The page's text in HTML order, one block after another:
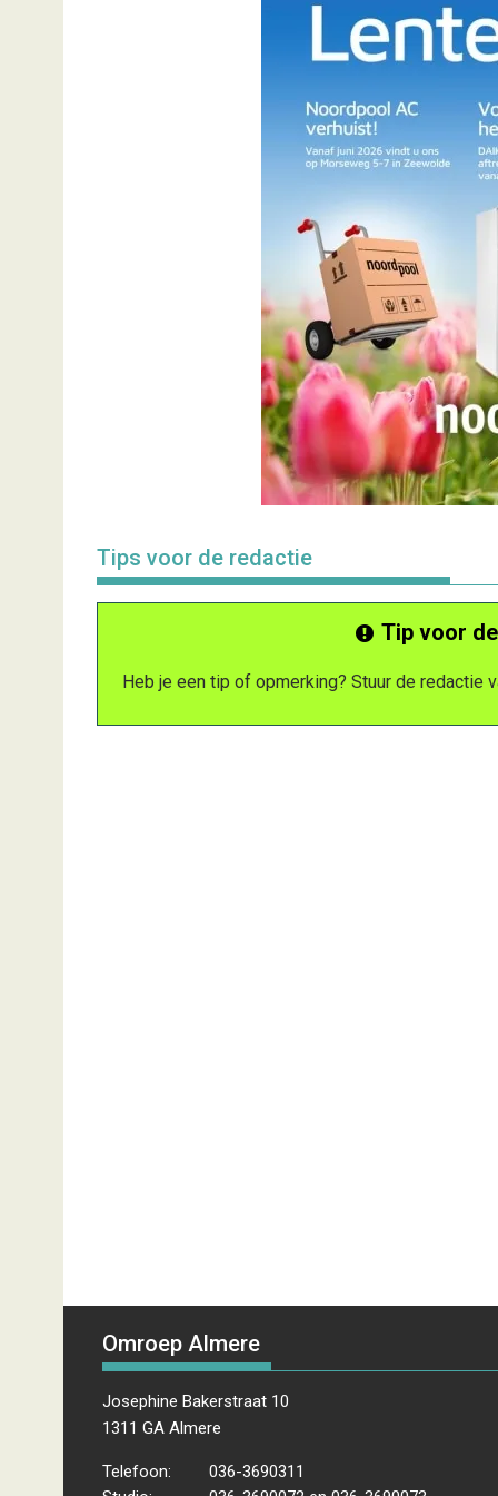
Tips voor de redactie
Tip voor
Heb je een tip of opmerking? Stuur de redactie
Omroep Almere
Josephine Bakerstraat 10
1311 GA Almere
Telefoon:
036-3690311